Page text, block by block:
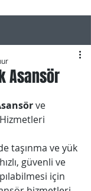
Asansör
ve
Hizmetleri
taşınma ve yük
güvenli ve
için